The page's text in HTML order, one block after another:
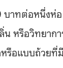
าทต่อหนึ่งห่
น หรือวิทยา
อแบบถ้วยที่มี